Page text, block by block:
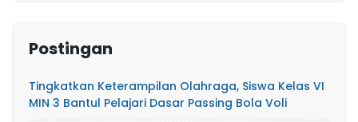
Postingan
Tingkatkan Keterampilan Olahraga, Siswa Kelas VI
MIN 3 Bantul Pelajari Dasar Passing Bola Voli